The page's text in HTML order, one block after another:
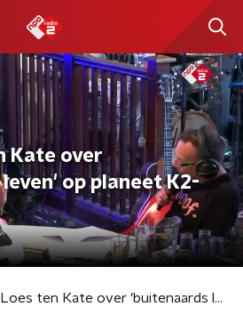
Kate over
op planeet K2-
Inge Loes ten Kate over 'buitenaards leven' op planeet K2-18b